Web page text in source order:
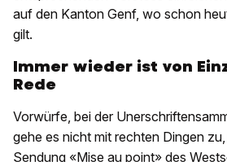
auf den Kanton Genf, wo schon
gilt.
Immer wieder ist von
Rede
Vorwürfe, bei der
gehe es nicht mit rechten Dingen
Sendung «Mise au point» des